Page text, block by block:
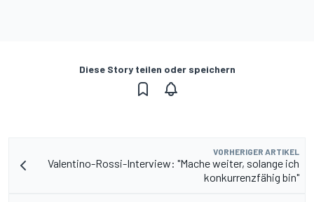
Diese Story teilen oder speichern
VORHERIGER ARTIKEL
Valentino-Rossi-Interview: "Mache weiter, solange ich
konkurrenzfähig bin"